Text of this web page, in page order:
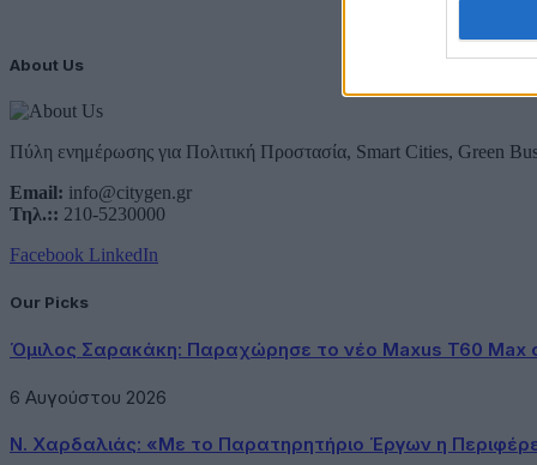
About Us
Πύλη ενημέρωσης για Πολιτική Προστασία, Smart Cities, Green
Email: info@citygen.gr
Τηλ.:: 210-5230000
Facebook LinkedIn
Our Picks
Όμιλος Σαρακάκη: Παραχώρησε το νέο Maxus T60 Max
6 Αυγούστου 2026
Ν. Χαρδαλιάς: «Με το Παρατηρητήριο Έργων η